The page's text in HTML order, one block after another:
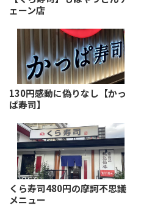
ェーン店
130円感動に偽りなし【かっ
ぱ寿司】
くら寿司480円の摩訶不思議
メニュー